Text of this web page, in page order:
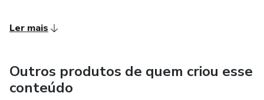
Ler mais
Outros produtos de quem criou esse
conteúdo